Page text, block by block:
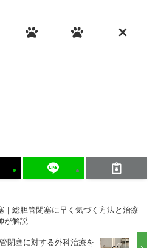
｜総胆管閉塞に早く気づく方法と治療
が解説
閉塞に対する外科治療を